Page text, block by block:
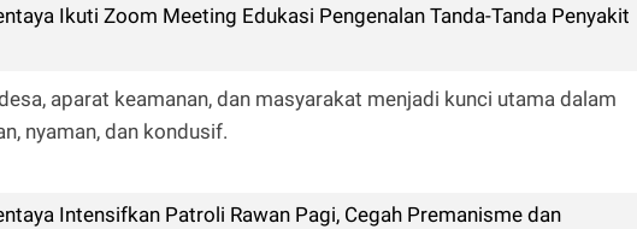
Ikuti Zoom Meeting Edukasi Pengenalan Tanda-Tanda Penyakit
aparat keamanan, dan masyarakat menjadi kunci utama dalam
nyaman, dan kondusif.
Intensifkan Patroli Rawan Pagi, Cegah Premanisme dan